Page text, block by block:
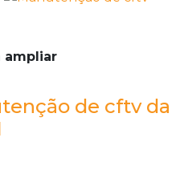
ampliar
de cftv da